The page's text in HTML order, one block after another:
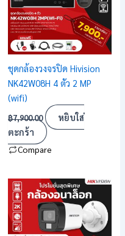
ชุดกล้องวงจรปิด Hivision
NK42W08H 4 ตัว 2 MP
(wifi)
฿7,900.00
หยิบใส่
ตะกร้า
Compare
This
product
has
multiple